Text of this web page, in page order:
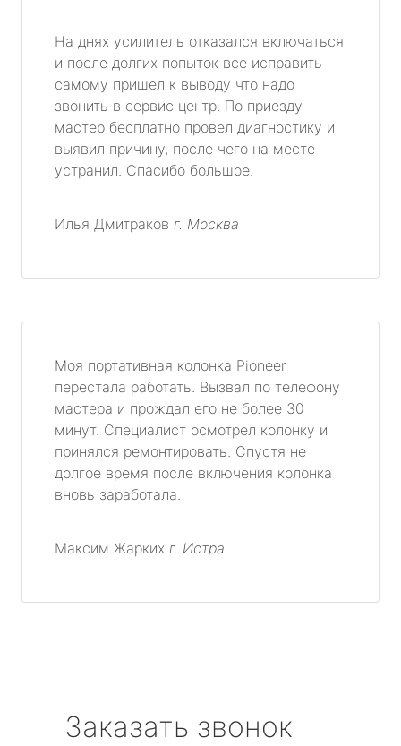
На днях усилитель отказался включаться
и после долгих попыток все исправить
самому пришел к выводу что надо
звонить в сервис центр. По приезду
мастер бесплатно провел диагностику и
выявил причину, после чего на месте
устранил. Спасибо большое.
Илья Дмитраков г. Москва
Моя портативная колонка Pioneer
перестала работать. Вызвал по телефону
мастера и прождал его не более 30
минут. Специалист осмотрел колонку и
принялся ремонтировать. Спустя не
долгое время после включения колонка
вновь заработала.
Максим Жарких г. Истра
Заказать звонок